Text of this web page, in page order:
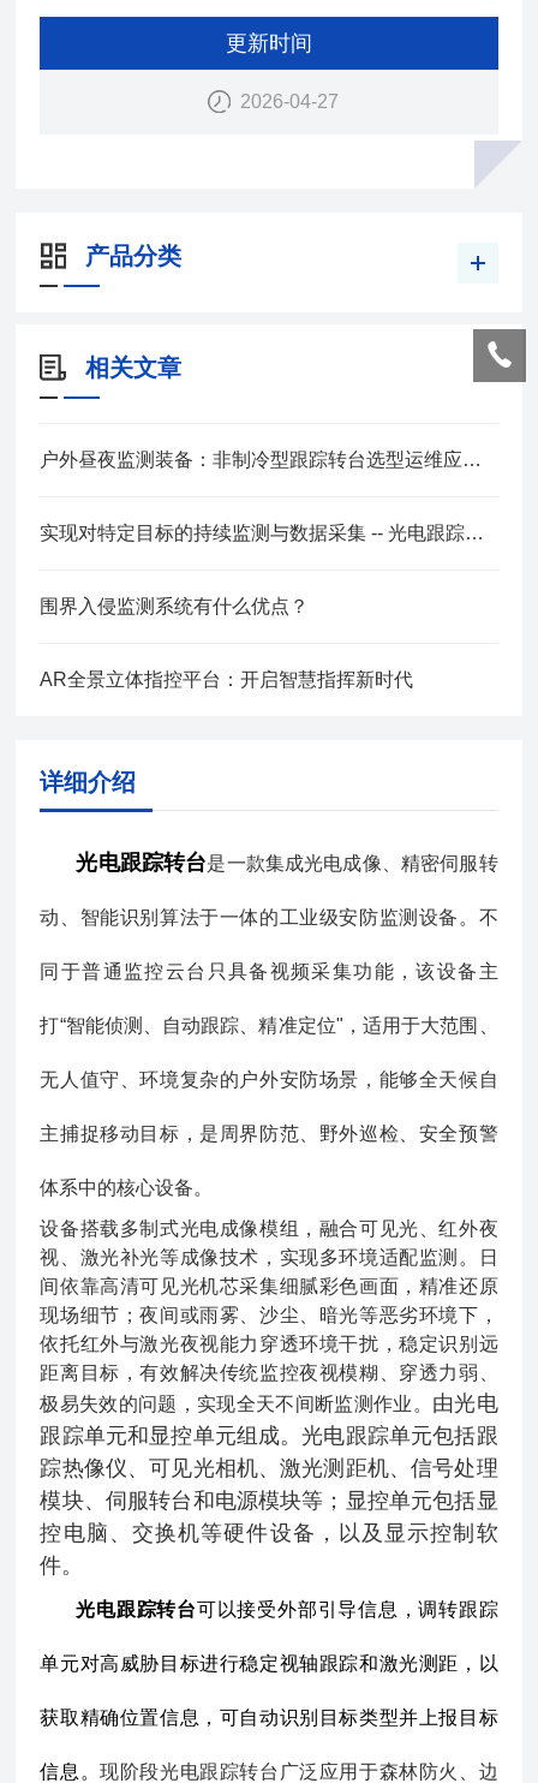
更新时间
2026-04-27
产品分类
相关文章
户外昼夜监测装备：非制冷型跟踪转台选型运维应用指南
实现对特定目标的持续监测与数据采集 -- 光电跟踪转台选购要点
围界入侵监测系统有什么优点？
AR全景立体指控平台：开启智慧指挥新时代
详细介绍
光电跟踪转台是一款集成光电成像、精密伺服转
动、智能识别算法于一体的工业级安防监测设备。不
同于普通监控云台只具备视频采集功能，该设备主
打“智能侦测、自动跟踪、精准定位"，适用于大范围、
无人值守、环境复杂的户外安防场景，能够全天候自
主捕捉移动目标，是周界防范、野外巡检、安全预警
体系中的核心设备。
设备搭载多制式光电成像模组，融合可见光、红外夜
视、激光补光等成像技术，实现多环境适配监测。日
间依靠高清可见光机芯采集细腻彩色画面，精准还原
现场细节；夜间或雨雾、沙尘、暗光等恶劣环境下，
依托红外与激光夜视能力穿透环境干扰，稳定识别远
距离目标，有效解决传统监控夜视模糊、穿透力弱、
极易失效的问题，实现全天不间断监测作业。 由光电
跟踪单元和显控单元组成。光电跟踪单元包括跟
踪热像仪、可见光相机、激光测距机、信号处理
模块、伺服转台和电源模块等；显控单元包括显
控电脑、交换机等硬件设备，以及显示控制软
件。
光电跟踪转台可以接受外部引导信息，调转跟踪
单元对高威胁目标进行稳定视轴跟踪和激光测距，以
获取精确位置信息，可自动识别目标类型并上报目标
信息。现阶段光电跟踪转台广泛应用于森林防火、边